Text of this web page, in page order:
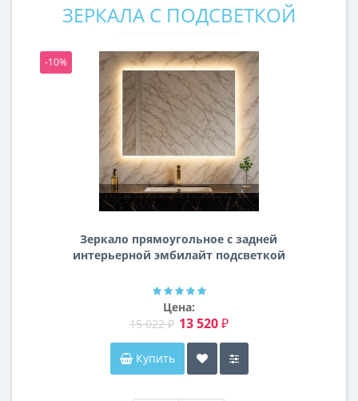
ЗЕРКАЛА С ПОДСВЕТКОЙ
-10%
Зеркало прямоугольное с задней
интерьерной эмбилайт подсветкой
Цена:
15 022 ₽ 13 520 ₽
Купить